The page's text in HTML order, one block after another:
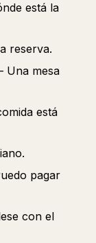
está la
reserva.
Una mesa
está
pagar
con el